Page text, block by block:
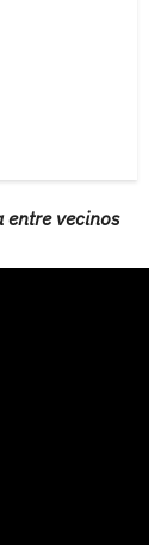
entre vecinos